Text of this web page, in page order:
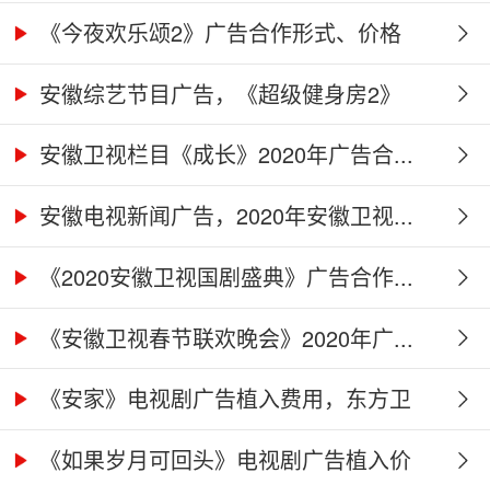
别...《今夜欢乐颂2》广告合作形式、价格
及...安徽综艺节目广告，《超级健身房2》
广...安徽卫视栏目《成长》2020年广告合...
安徽电视新闻广告，2020年安徽卫视...
《2020安徽卫视国剧盛典》广告合作...
《安徽卫视春节联欢晚会》2020年广...
《安家》电视剧广告植入费用，东方卫
视...《如果岁月可回头》电视剧广告植入价